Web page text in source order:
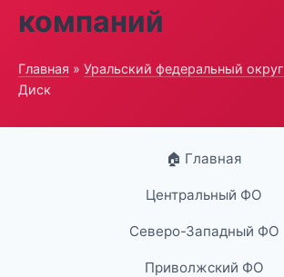
компаний
Главная » Уральский федеральный округ
Диск
🏠 Главная
Центральный ФО
Северо-Западный ФО
Приволжский ФО